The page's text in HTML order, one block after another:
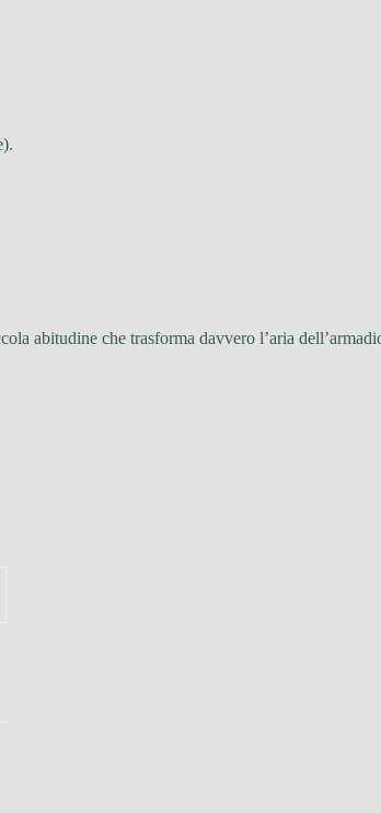
abitudine che trasforma davvero l’aria